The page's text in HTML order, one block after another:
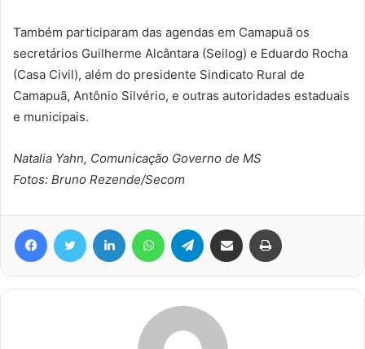
Também participaram das agendas em Camapuã os
secretários Guilherme Alcântara (Seilog) e Eduardo Rocha
(Casa Civil), além do presidente Sindicato Rural de
Camapuã, Antônio Silvério, e outras autoridades estaduais
e municipais.
Natalia Yahn, Comunicação Governo de MS
Fotos: Bruno Rezende/Secom
FacebookTwitter Linkedin WhatsAppTelegram Compartilhar via e-mail